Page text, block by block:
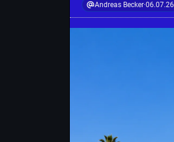
Andreas Becker·06.07.26